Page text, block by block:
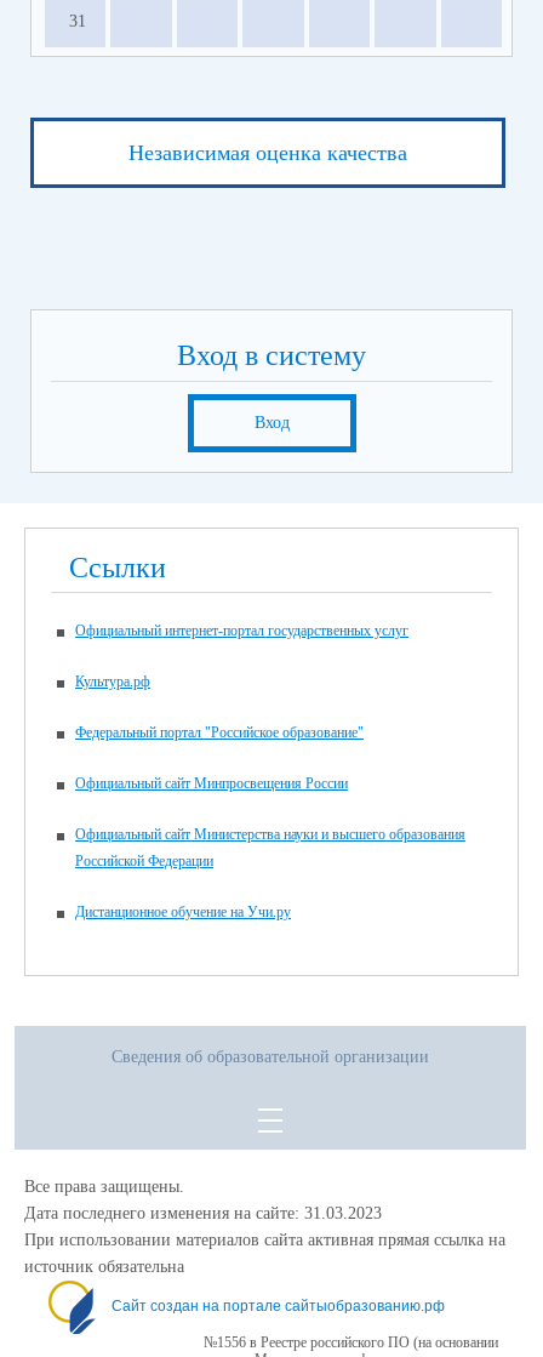
31
Независимая оценка качества
Вход в систему
Вход
Ссылки
Официальный интернет-портал государственных услуг
Культура.рф
Федеральный портал "Российское образование"
Официальный сайт Минпросвещения России
Официальный сайт Министерства науки и высшего образования
Российской Федерации
Дистанционное обучение на Учи.ру
Сведения об образовательной организации
Все права защищены.
Дата последнего изменения на сайте: 31.03.2023
При использовании материалов сайта активная прямая ссылка на
источник обязательна
Сайт создан на портале сайтыобразованию.рф
№1556 в Реестре российского ПО (на основании